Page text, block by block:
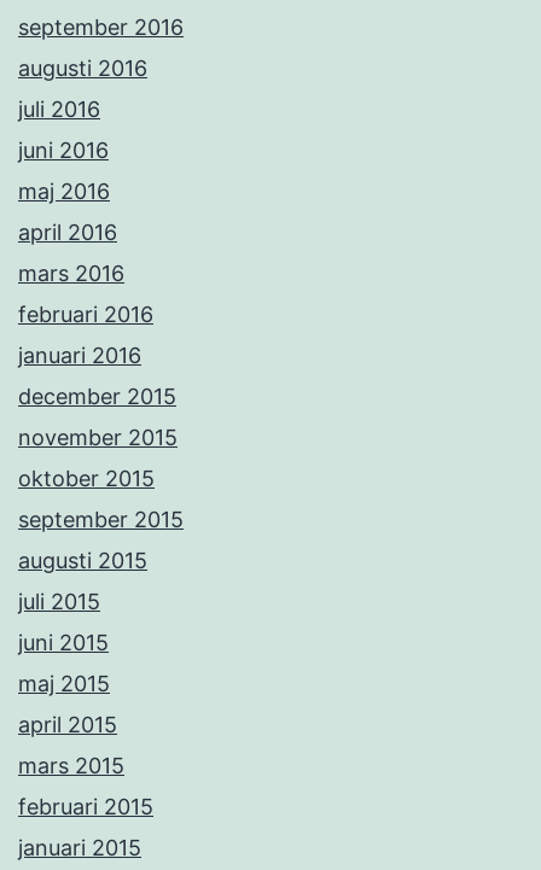
september 2016
augusti 2016
juli 2016
juni 2016
maj 2016
april 2016
mars 2016
februari 2016
januari 2016
december 2015
november 2015
oktober 2015
september 2015
augusti 2015
juli 2015
juni 2015
maj 2015
april 2015
mars 2015
februari 2015
januari 2015